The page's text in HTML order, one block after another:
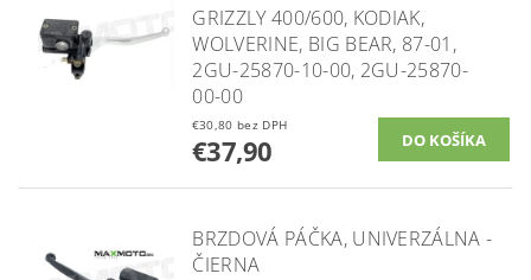
GRIZZLY 400/600, KODIAK,
WOLVERINE, BIG BEAR, 87-01,
2GU-25870-10-00, 2GU-25870-
00-00
€30,80 bez DPH
€37,90
BRZDOVÁ PÁČKA, UNIVERZÁLNA -
ČIERNA